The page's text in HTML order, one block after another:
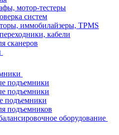
мотор-тестеры
систем
иммобилайзеры, TPMS
кабели
сканеров
подъемники
подъемники
подъемники
подъемников
оборудование